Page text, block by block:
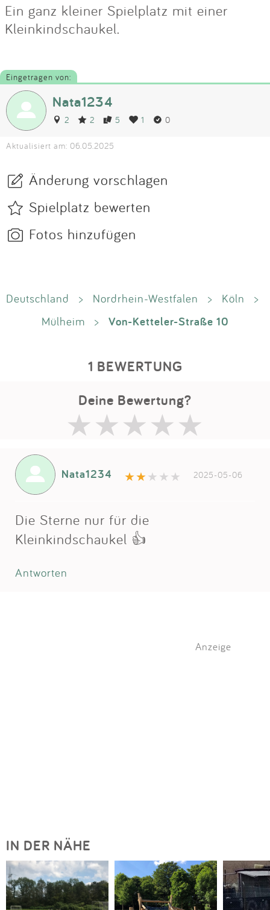
Ein ganz kleiner Spielplatz mit einer
Kleinkindschaukel.
Eingetragen von:
Nata1234
2 2 5 1 0
Aktualisiert am: 06.05.2025
Änderung vorschlagen
Spielplatz bewerten
Fotos hinzufügen
Deutschland > Nordrhein-Westfalen > Köln
>
Mülheim
> Von-Ketteler-Straße 10
1 BEWERTUNG
Deine Bewertung?
Nata1234 2025-05-06
Die Sterne nur für die
Kleinkindschaukel 👍
Antworten
Anzeige
IN DER NÄHE